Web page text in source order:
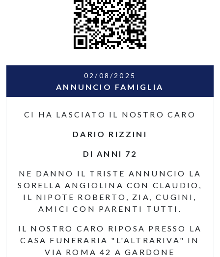
02/08/2025
ANNUNCIO FAMIGLIA
CI HA LASCIATO IL NOSTRO CARO
DARIO RIZZINI
DI ANNI 72
NE DANNO IL TRISTE ANNUNCIO LA
SORELLA ANGIOLINA CON CLAUDIO,
IL NIPOTE ROBERTO, ZIA, CUGINI,
AMICI CON PARENTI TUTTI.
IL NOSTRO CARO RIPOSA PRESSO LA
CASA FUNERARIA "L'ALTRARIVA" IN
VIA ROMA 42 A GARDONE